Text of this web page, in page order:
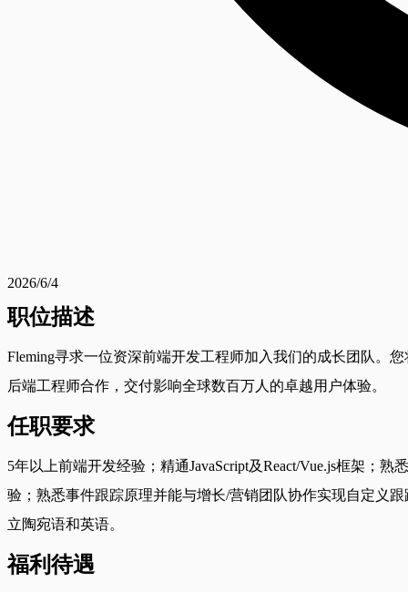
2026/6/4
职位描述
Fleming寻求一位资深前端开发工程师加入我们的成长团队。
后端工程师合作，交付影响全球数百万人的卓越用户体验。
任职要求
5年以上前端开发经验；精通JavaScript及React/Vue.js框架；
验；熟悉事件跟踪原理并能与增长/营销团队协作实现自定义
立陶宛语和英语。
福利待遇